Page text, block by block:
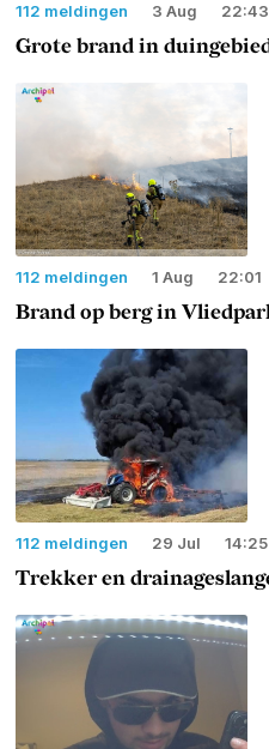
112 meldingen 3 Aug 22:43
Grote brand in
112 meldingen 1 Aug 22:01
Brand op berg in
112 meldingen 29 Jul 14:25
Trekker en